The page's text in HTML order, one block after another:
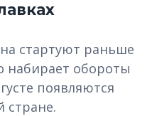
стартуют раньше
набирает обороты
появляются
стране.